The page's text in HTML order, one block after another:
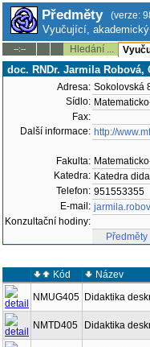
Předměty (verze:
Vyučující,
--:-- Hledání ...
doc. RNDr. Jarmila Robová,
Adresa: Sokolovská
Sídlo:
Fax:
Další informace: http://
Fakulta:
Katedra: Katedra
Telefon: 951553355
E-mail:
Konzultační hodiny:
Předměty
Kód
Název
NMUG405 Didaktika
NMTD405 Didaktika